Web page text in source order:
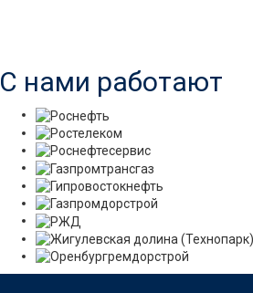
С нами работают